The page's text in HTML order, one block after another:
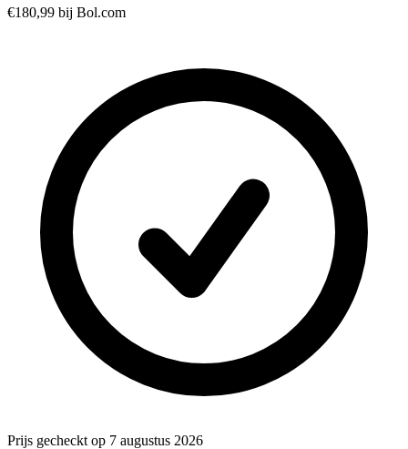
€180,99 bij Bol.com
Prijs gecheckt op 7 augustus 2026